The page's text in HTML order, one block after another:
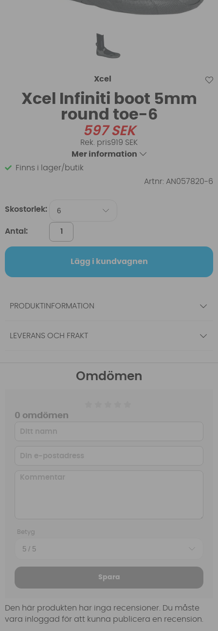
Xcel
Xcel Infiniti boot 5mm
round toe-6
597SEK
919 SEK
Mer information
Finns i lager/butik
Artnr: AN057820-6
Skostorlek:
Antal:
Lägg i kundvagnen
PRODUKTINFORMATION
LEVERANS OCH FRAKT
Omdömen
0 omdömen
Betyg
Spara
Den här produkten har inga recensioner. Du måste
vara inloggad för att kunna publicera en recension.